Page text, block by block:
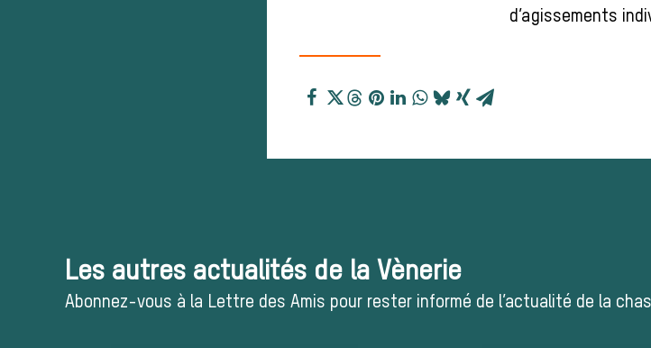
d’agissements
Les autres actualités de la Vènerie
Abonnez-vous à la Lettre des Amis pour rester informé de l’actualité de la